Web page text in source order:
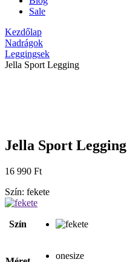
Sale
Kezdőlap
Nadrágok
Leggingsek
Jella Sport Legging
Jella Sport Legging
16 990 Ft
Szín: fekete
Szín
onesize